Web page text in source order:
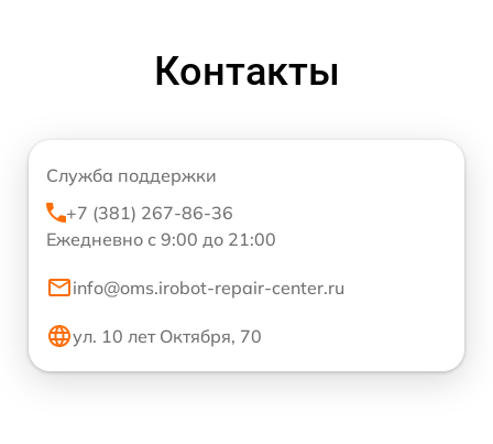
Контакты
Служба поддержки
+7 (381) 267-86-36
Ежедневно с 9:00 до 21:00
info@oms.irobot-repair-center.ru
ул. 10 лет Октября, 70